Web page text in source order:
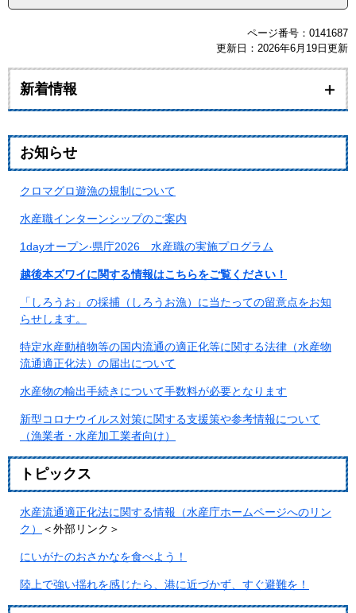
ページ番号：0141687
更新日：2026年6月19日更新
新着情報
お知らせ
クロマグロ遊漁の規制について
水産職インターンシップのご案内
1dayオープン‧県庁2026 水産職の実施プログラム
越後本ズワイに関する情報はこちらをご覧ください！
「しろうお」の採捕（しろうお漁）に当たっての留意点をお知
らせします。​
特定水産動植物等の国内流通の適正化等に関する法律（水産物
流通適正化法）の届出について
水産物の輸出手続きについて手数料が必要となります
新型コロナウイルス対策に関する支援策や参考情報について
（漁業者・水産加工業者向け）
トピックス
水産流通適正化法に関する情報（水産庁ホームページへのリン
ク）
＜外部リンク＞
にいがたのおさかなを食べよう！
陸上で強い揺れを感じたら、港に近づかず、すぐ避難を！